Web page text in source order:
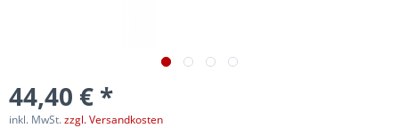
44,40 € *
inkl. MwSt.zzgl. Versandkosten